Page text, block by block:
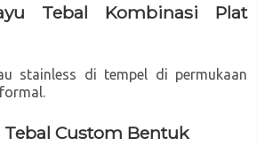
Tebal Kombinasi Plat
stainless di tempel di permukaan
Tebal Custom Bentuk